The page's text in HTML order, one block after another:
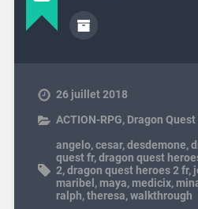
26 juillet 2018
ACTION-RPG, Dragon
angelo,cesar,desdemone,
quest fr,dragon quest
2,dragon quest heroes 2 fr,
maribel , maya, medicix,
ralph,theresa,walkthrough